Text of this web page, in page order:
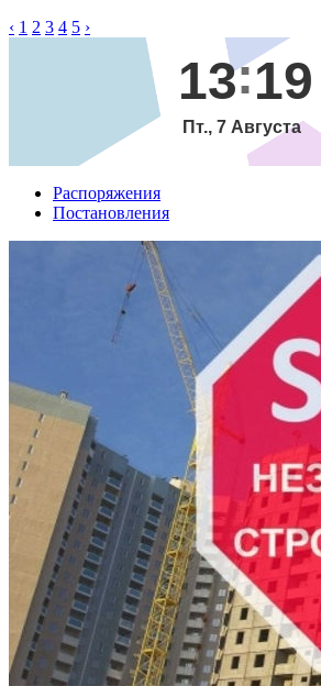
‹ 1 2 3 4 5 ›
13 19
Пт., 7 Августа
Распоряжения
Постановления